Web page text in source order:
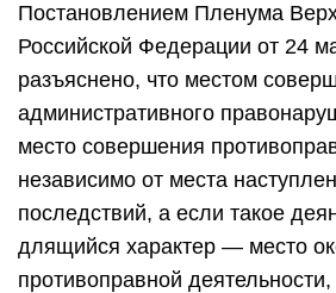
Постановлением Пленума
Российской Федерации от 24
разъяснено, что местом
административного
место совершения
независимо от места
последствий, а если такое
длящийся характер — место
противоправной